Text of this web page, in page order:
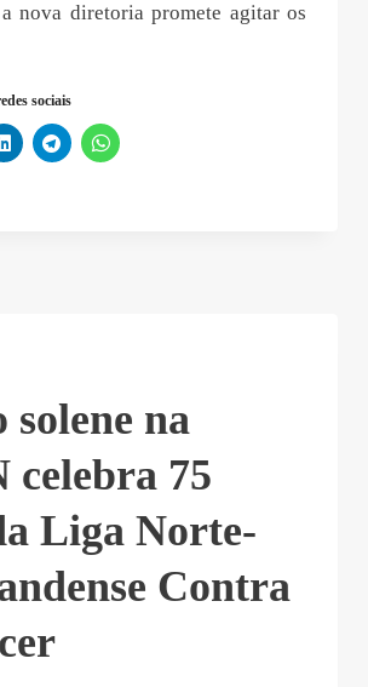
nova diretoria promete agitar os
sociais
solene na
celebra 75
Liga Norte-
Contra